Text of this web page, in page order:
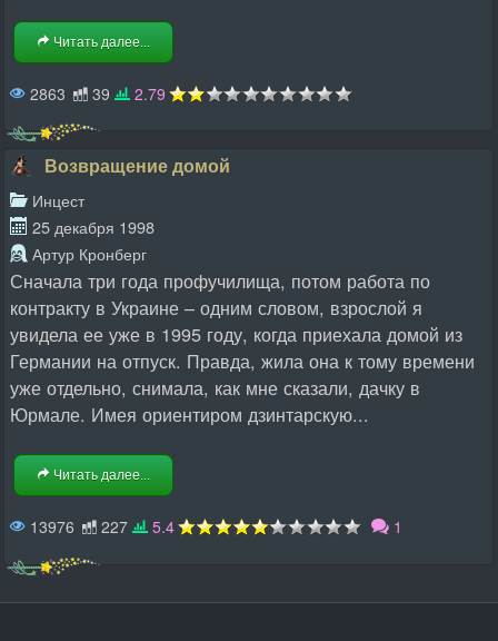
Читать далее...
2863 39 2.79
Возвращение домой
Инцест
25 декабря 1998
Артур Кронберг
Сначала три года профучилища, потом работа по
контракту в Украине – одним словом, взрослой я
увидела ее уже в 1995 году, когда приехала домой из
Германии на отпуск. Правда, жила она к тому времени
уже отдельно, снимала, как мне сказали, дачку в
Юрмале. Имея ориентиром дзинтарскую...
Читать далее...
13976 227 5.4 1